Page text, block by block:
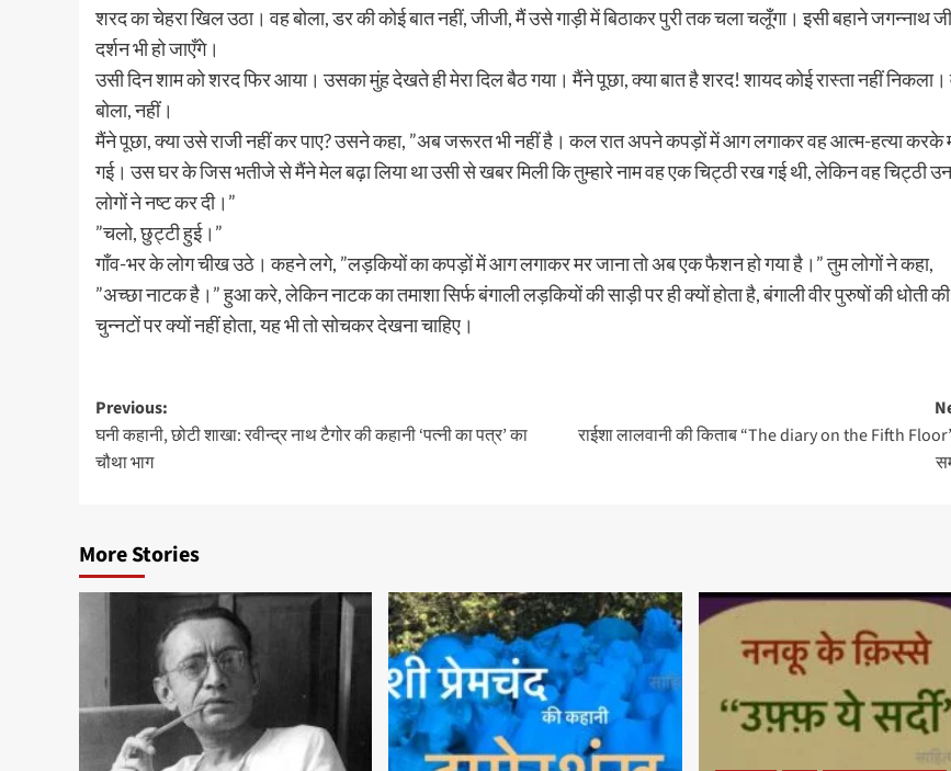
शरद का चेहरा खिल उठा। वह बोला, डर की कोई बात नहीं, जीजी, मैं उसे गाड़ी में बिठाकर पुरी तक चला चलूँगा। इसी बहाने जगन्नाथ
दर्शन भी हो जाएँगे।
उसी दिन शाम को शरद फिर आया। उसका मुंह देखते ही मेरा दिल बैठ गया। मैंने पूछा, क्या बात है शरद! शायद कोई रास्ता नहीं
बोला, नहीं।
मैंने पूछा, क्या उसे राजी नहीं कर पाए? उसने कहा, ”अब जरूरत भी नहीं है। कल रात अपने कपड़ों में आग लगाकर वह आत्म-हत्या करके
गई। उस घर के जिस भतीजे से मैंने मेल बढ़ा लिया था उसी से खबर मिली कि तुम्हारे नाम वह एक चिट्ठी रख गई थी, लेकिन वह चिट्ठी उन
लोगों ने नष्ट कर दी।”
”चलो, छुट्टी हुई।”
गाँव-भर के लोग चीख उठे। कहने लगे, ”लड़कियों का कपड़ों में आग लगाकर मर जाना तो अब एक फैशन हो गया है।” तुम लोगों ने कहा,
”अच्छा नाटक है।” हुआ करे, लेकिन नाटक का तमाशा सिर्फ बंगाली लड़कियों की साड़ी पर ही क्यों होता है, बंगाली वीर पुरुषों की धोती की
चुन्नटों पर क्यों नहीं होता, यह भी तो सोचकर देखना चाहिए।
Post
navigation
Previous:
घनी कहानी, छोटी शाखा: रवीन्द्र नाथ टैगोर की कहानी ‘पत्नी का पत्र’ का
चौथा भाग
राईशा लालवानी की किताब “The diary on the Fifth
More Stories